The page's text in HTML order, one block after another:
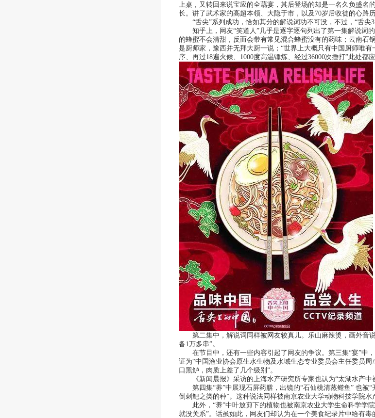
上桌，又转回来说宝应的全藕宴，其后登场的却是一名久负盛
长。讲了武术家的高超本领、大隐于市，以及70岁后收徒的心路
“舌尖”系列成功，恰如其分的解说词功不可没，不过，“舌尖
知乎上，网友“笑道人”几乎是逐字逐句列出了第一集解说词
的蜂蜜不会清甜，反而会带有常见混合蜂蜜没有的药味；云南石
是厨师家，豫西并无拜大厨一说；“世界上大概只有中国厨师唯
序、再过18遍火候、1000度高温锤炼、经过36000次捶打”此处都
第二集中，解说词同样被网友较真儿。乐山麻辣烫，画外音说
备1万多串”。
在节目中，还有一些内容引起了网友的争议。第三集“宴”中，
证为“中国渔业协会原生水生物及水域生态专业委员会主任委员
口黑鲈，肉质上差了几个级别”。
《新闻晨报》采访的上海水产研究所专家也认为“太湖水产中被
第四集“养”中展现石屏药膳，出镜的“石仙桃清蒸鳤鱼” 也被“
倒刺鲃之类的种”。这种说法同样被南京农业大学动物科技学院水
此外，“养”中叶放剪下的植物也被南京农业大学生命科学学
就没关系”。话虽如此，网友们却认为在一个美食纪录片中给有毒